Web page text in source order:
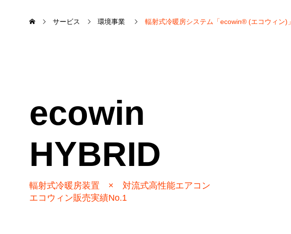
サービス 環境事業 輻射式冷暖房システム「ecowin® (エコウィン)」
ecowin
HYBRID
輻射式冷暖房装置 × 対流式高性能エアコン
エコウィン販売実績No.1